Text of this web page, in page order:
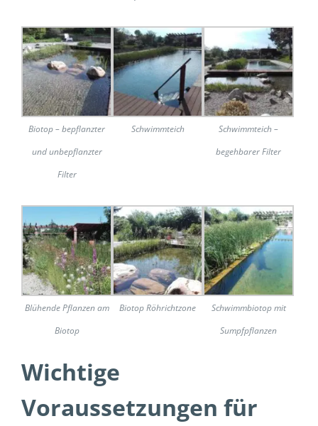
Biotop – bepflanzter
und unbepflanzter
Filter
Schwimmteich
Schwimmteich –
begehbarer Filter
Blühende Pflanzen am
Biotop
Biotop Röhrichtzone
Schwimmbiotop mit
Sumpfpflanzen
Wichtige
Voraussetzungen für